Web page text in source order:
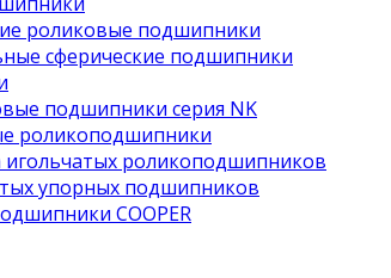
роликовые подшипники
сферические подшипники
подшипники серия NK
роликоподшипники
игольчатых роликоподшипников
упорных подшипников
COOPER